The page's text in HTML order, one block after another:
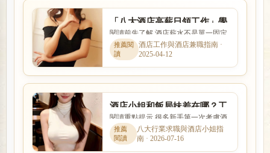
「八大酒店高薪日領工作」學
生短期酒店求職打工
閱讀前先了解 酒店薪水不是單一固定
數字，而是受到店型、出勤時段、節
數、客源與個人條件影響。...
酒店工作與酒店兼職指南 ·
2025-04-12
酒店小姐和飯局妹差在哪？工
作內容、外型條件與收入方式
比較
閱讀重點提示 很多新手第一次考慮酒
店工作時，會同時擔心工作內容、安
全性、收入、上班時間與是...
八大行業求職與酒店小姐指
南 · 2026-07-16